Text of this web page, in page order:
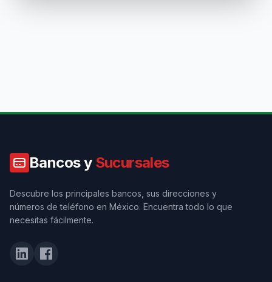
Bancos y Sucursales
Descubre los principales bancos, sus direcciones y
números de teléfono en México. Encuentra todo lo que
necesitas fácilmente.